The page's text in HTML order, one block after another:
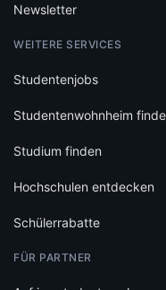
Newsletter
WEITERE SERVICES
Studentenjobs
Studentenwohnheim
Studium finden
Hochschulen entdecken
Schülerrabatte
FÜR PARTNER